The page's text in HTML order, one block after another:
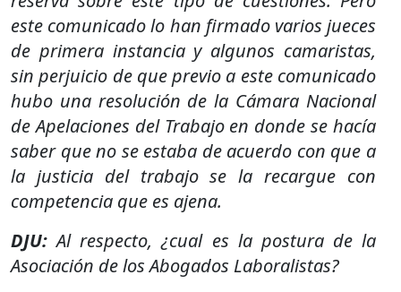
este comunicado lo han firmado varios jueces
de primera instancia y algunos camaristas,
sin perjuicio de que previo a este comunicado
hubo una resolución de la Cámara Nacional
de Apelaciones del Trabajo en donde se hacía
saber que no se estaba de acuerdo con que a
la justicia del trabajo se la recargue con
competencia que es ajena.
DJU: Al respecto, ¿cual es la postura de la
Asociación de los Abogados Laboralistas?